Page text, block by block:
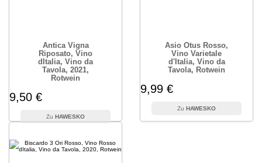
Antica Vigna
Riposato, Vino
dItalia, Vino da
Tavola, 2021,
Rotwein
9,50 €
HAWESKO
Asio Otus Rosso,
Vino Varietale
d'Italia, Vino da
Tavola, Rotwein
9,99 €
HAWESKO